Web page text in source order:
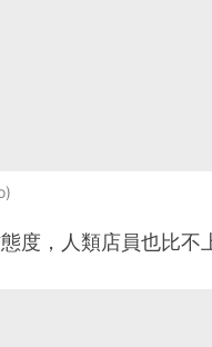
度，人類店員也比不